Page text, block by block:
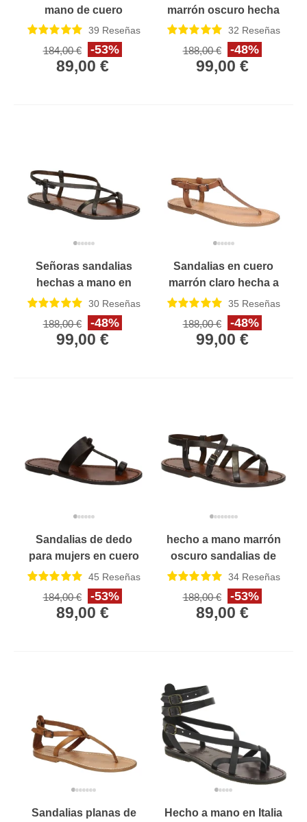
mano de cuero
marrón oscuro de las
mujeres
39 Reseñas
184,00 € -53%
89,00 €
marrón oscuro hecha
a mano en Italia
32 Reseñas
188,00 € -48%
99,00 €
Señoras sandalias
hechas a mano en
marrón oscuro cuero
Made in Italy
30Reseñas
188,00 € -48%
99,00 €
Sandalias en cuero
marrón claro hecha a
mano en Italia
35 Reseñas
188,00 € -48%
99,00 €
Sandalias de dedo
para mujers en cuero
marrón oscuro
45 Reseñas
184,00 € -53%
89,00 €
hecho a mano marrón
oscuro sandalias de
cuero italiano mujeres
cuero
34Reseñas
188,00 € -53%
89,00 €
Sandalias planas de
Hecho a mano en Italia